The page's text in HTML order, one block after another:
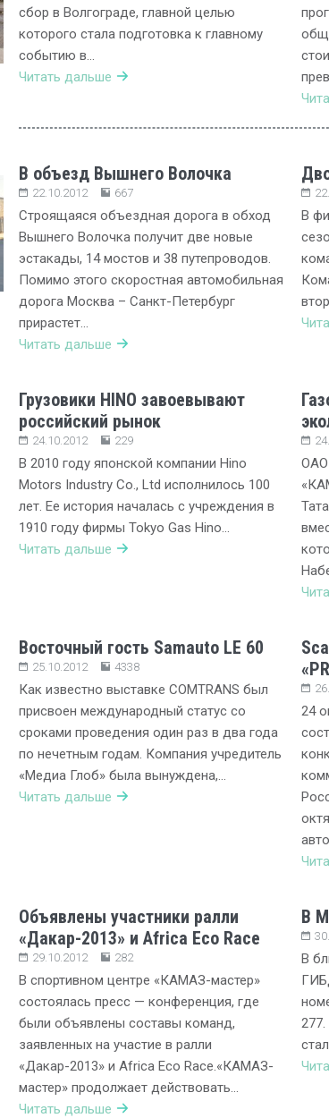
сбор в Волгограде, главной целью
которого стала подготовка к главному
событию в…
Читать дальше
В объезд Вышнего Волочка
22.10.2012 667
Строящаяся объездная дорога в обход
Вышнего Волочка получит две новые
эстакады, 14 мостов и 38 путепроводов.
Помимо этого скоростная автомобильная
дорога Москва – Санкт-Петербург
прирастет…
Читать дальше
В
Грузовики HINO завоевывают
российский рынок
24.10.2012 229
В 2010 году японской компании Hino
Motors Industry Co., Ltd исполнилось 100
лет. Ее история началась с учреждения в
1910 году фирмы Tokyo Gas Hino…
Читать дальше
ОАО
Восточный гость Samauto LE 60
25.10.2012 4338
Как известно выставке COMTRANS был
присвоен международный статус со
сроками проведения один раз в два года
по нечетным годам. Компания учредитель
«Медиа Глоб» была вынуждена,…
Читать дальше
24
Объявлены участники ралли
«Дакар-2013» и Africa Eco Race
29.10.2012 282
В спортивном центре «КАМАЗ-мастер»
состоялась пресс — конференция, где
были объявлены составы команд,
заявленных на участие в ралли
«Дакар-2013» и Africa Eco Race.«КАМАЗ-
мастер» продолжает действовать…
Читать дальше
В
В